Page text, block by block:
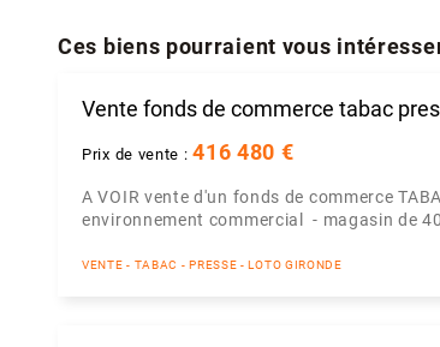
Ces biens pourraient vous
Vente fonds de commerce tabac
Prix de vente :416 480 €
A VOIR vente d'un fonds de commerce
environnement commercial - magasin de
VENTE - TABAC - PRESSE - LOTO GIRONDE